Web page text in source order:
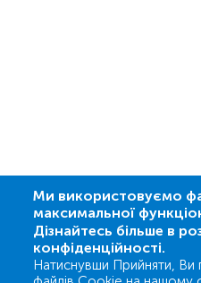
Ми використовуємо
максимальної
Дізнайтесь більше в
конфіденційності.
Натиснувши Прийняти, Ви